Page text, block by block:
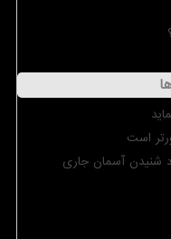
است
شنیدن آسمان جاری